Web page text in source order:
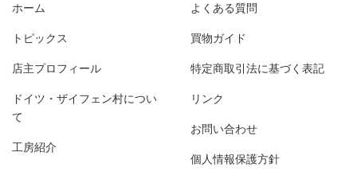
ホーム
トピックス
店主プロフィール
ドイツ・ザイフェン村につい
て
工房紹介
よくある質問
買物ガイド
特定商取引法に基づく表記
リンク
お問い合わせ
個人情報保護方針